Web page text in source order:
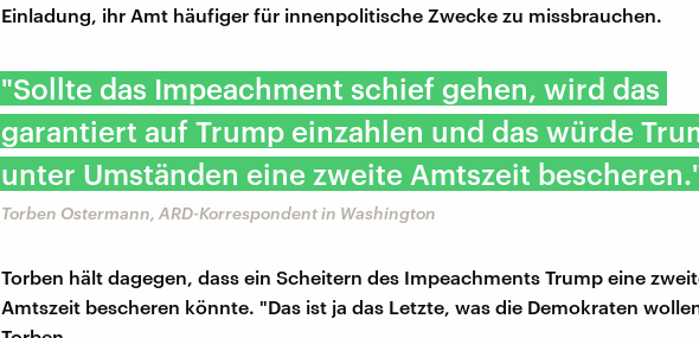
Einladung, ihr Amt häufiger für innenpolitische Zwecke zu missbrauchen.
"Sollte das Impeachment schief gehen, wird das
garantiert auf Trump einzahlen und das würde
unter Umständen eine zweite Amtszeit
Torben Ostermann, ARD-Korrespondent in Washington
Torben hält dagegen, dass ein Scheitern des Impeachments Trump eine
Amtszeit bescheren könnte. "Das ist ja das Letzte, was die Demokraten